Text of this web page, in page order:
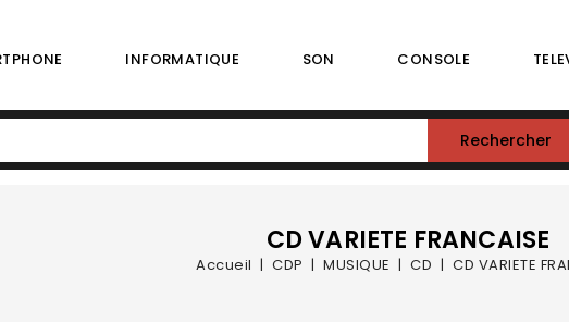
INFORMATIQUE SON CONSOLE
Rechercher
CD VARIETE FRANCAISE
Accueil CDP MUSIQUE CD CD VARIETE